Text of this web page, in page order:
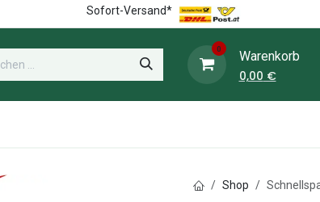
Sofort-Versand*
0 Warenkorb
0,00 €
Shop